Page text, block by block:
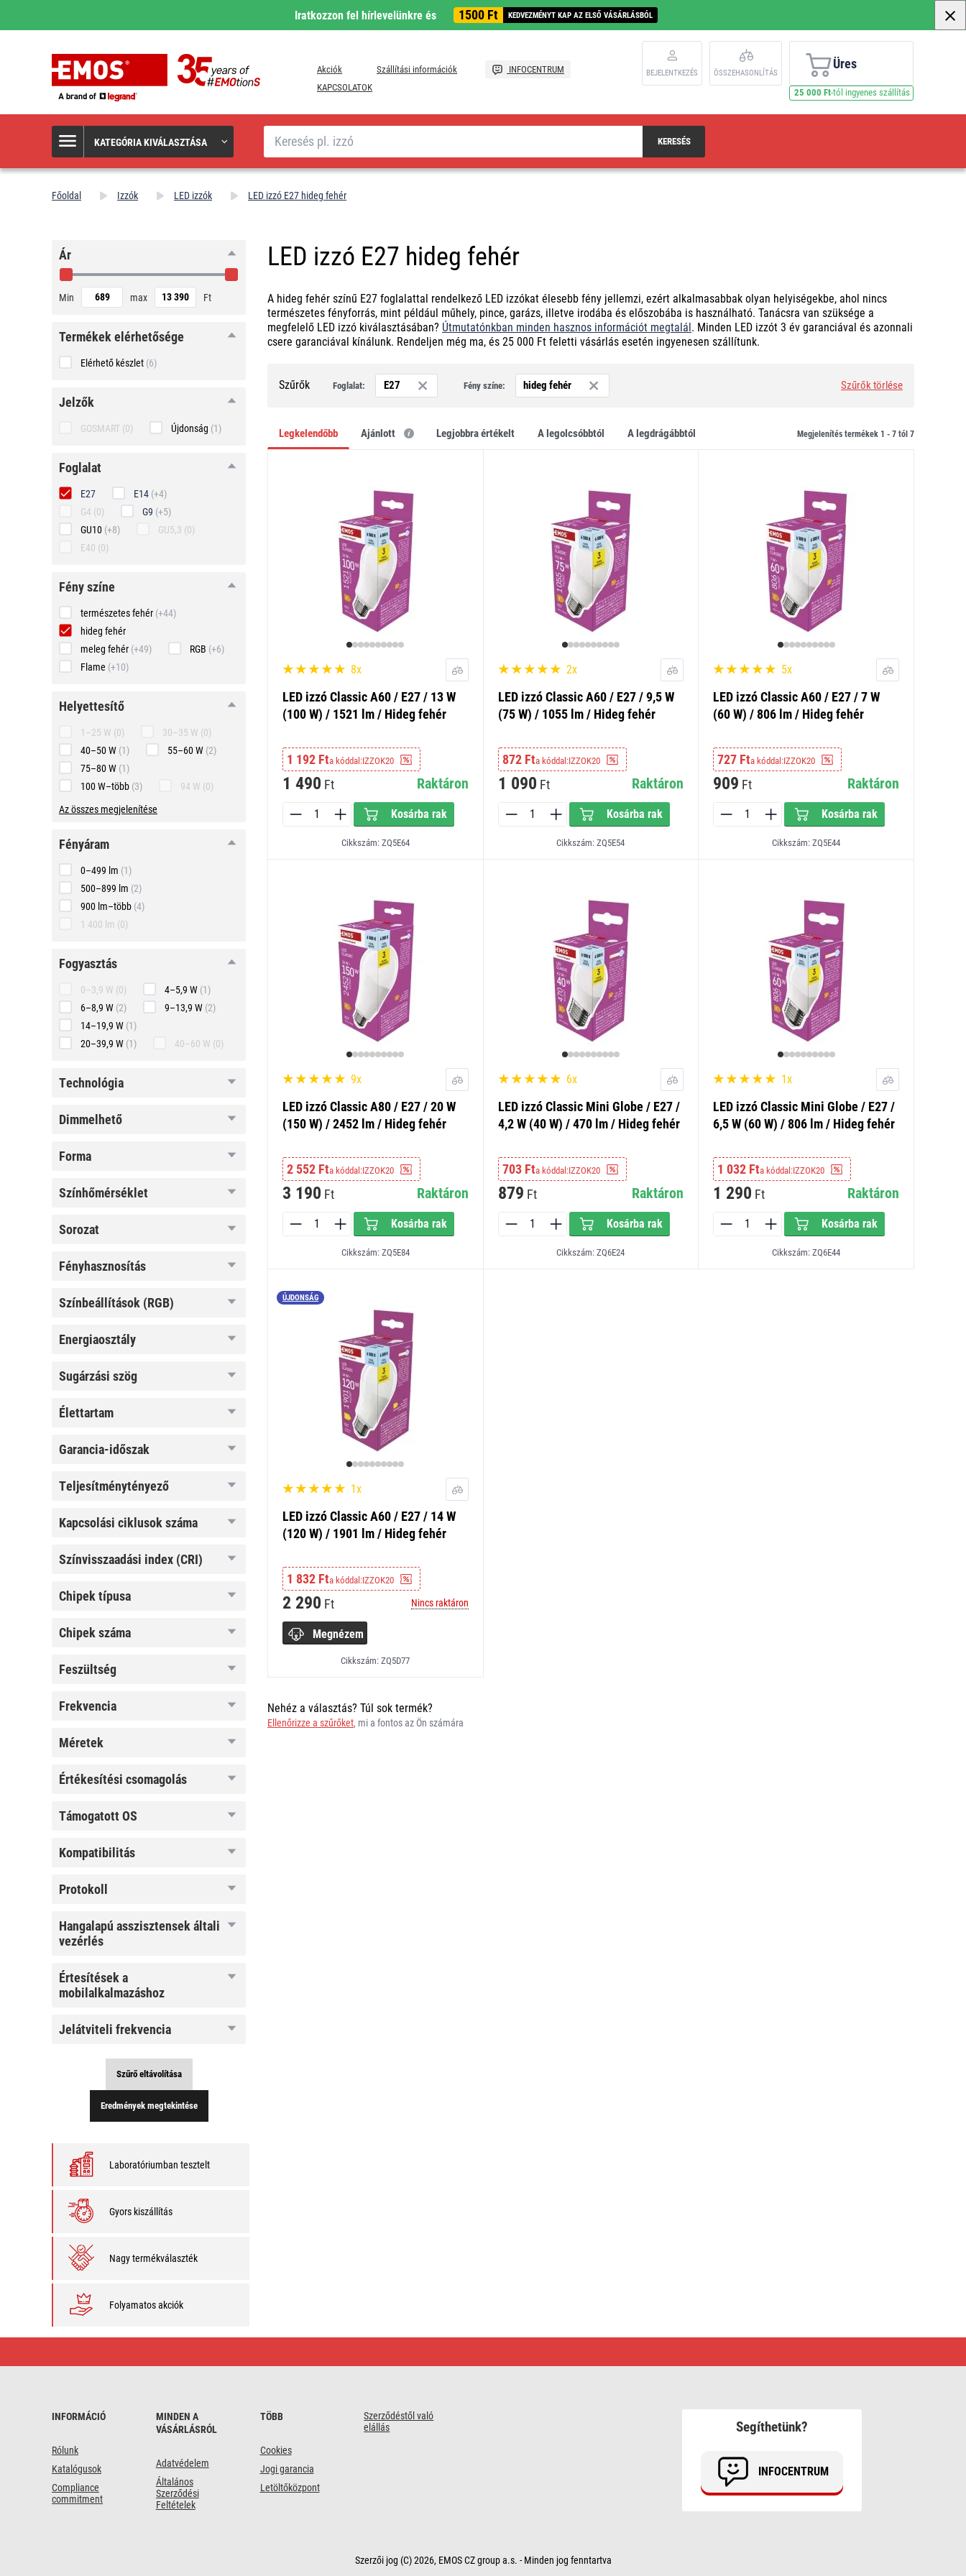
Iratkozzon fel hírlevelünkre és 1500 Ft KEDVEZMÉNYT KAP AZ ELSŐ VÁSÁRLÁSBÓL
Akciók Szállítási információk
INFOCENTRUM
KAPCSOLATOK
BEJELENTKEZÉS ÖSSZEHASONLÍTÁS
Üres
25 000 Ft-tól ingyenes szállítás
KATEGÓRIA KIVÁLASZTÁSA
Keresés
KERESÉS
Főoldal Izzók LED izzók LED izzó E27 hideg fehér
Ár
Min max Ft
Termékek elérhetősége
Elérhető készlet (6)
Jelzők
GOSMART (0) Újdonság (1)
foglalat
foglalat
E27 E14 (+4)
G4 (0) G9 (+5)
GU10 (+8) GU5,3 (0)
E40 (0)
fény
fény színe
természetes fehér (+44)
hideg fehér
meleg fehér (+49) RGB (+6)
Flame (+10)
helyettesítő
helyettesítő
1–25 W (0) 30–35 W (0)
40–50 W (1) 55–60 W (2)
75–80 W (1)
100 W–több (3) 94 W (0)
Az összes megjelenítése
fényáram
fényáram
0–499 lm (1)
500–899 lm (2)
900 lm–több (4)
1 400 lm (0)
fogyasztás
fogyasztás
0–3,9 W (0) 4–5,9 W (1)
6–8,9 W (2) 9–13,9 W (2)
14–19,9 W (1)
20–39,9 W (1) 40–60 W (0)
technológia
technológia
dimmelhető
dimmelhető
forma
forma
színhőmérséklet
színhőmérséklet
sorozat
sorozat
fényhasznosítás
fényhasznosítás
színbeállítások
színbeállítások (RGB)
energiaosztály
energiaosztály
sugárzási
szög
sugárzási szög
élettartam
élettartam
garancia-
garancia-időszak
teljesítménytényező
teljesítménytényező
kapcsolási
ciklusok
kapcsolási ciklusok száma
színvisszaadási
színvisszaadási index (CRI)
chipek
típusa
chipek típusa
chipek
száma
chipek száma
feszültség
feszültség
frekvencia
frekvencia
méretek
méretek
értékesítési
értékesítési csomagolás
támogatott
támogatott OS
kompatibilitás
kompatibilitás
protokoll
protokoll
hangalapú
asszisztensek
általi vezérlés
hangalapú asszisztensek általi
vezérlés
értesítések a
mobilalkalmazáshoz
értesítések a
mobilalkalmazáshoz
jelátviteli
jelátviteli frekvencia
Szűrő eltávolítása
Eredmények megtekintése
Laboratóriumban tesztelt
Gyors kiszállítás
Nagy termékválaszték
Folyamatos akciók
LED izzó E27 hideg fehér
A hideg fehér színű E27 foglalattal rendelkező LED izzókat élesebb fény jellemzi, ezért alkalmasabbak olyan helyiségekbe, ahol nincs
természetes fényforrás, mint például műhely, pince, garázs, illetve irodába és előszobába is használható. Tanácsra van szüksége a
megfelelő LED izzó kiválasztásában? Útmutatónkban minden hasznos információt megtalál. Minden LED izzót 3 év garanciával és azonnali
csere garanciával kínálunk. Rendeljen még ma, és 25 000 Ft feletti vásárlás esetén ingyenesen szállítunk.
Szűrők Foglalat: E27 Fény színe: hideg fehér Szűrők törlése
Legkelendőbb Ajánlott legjobbra értékelt a legolcsóbbtól a legdrágábbtól Megjelenítés termékek 1 - 7 tól 7
8x
LED izzó Classic A60 / E27 / 13 W
(100 W) / 1521 lm / Hideg fehér
1 192 Fta kóddal:IZZOK20
1 490 Ft Raktáron
Kosárba rak
Cikkszám: ZQ5E64
2x
LED izzó Classic A60 / E27 / 9,5 W
(75 W) / 1055 lm / Hideg fehér
872 Fta kóddal:IZZOK20
1 090 Ft Raktáron
Kosárba rak
Cikkszám: ZQ5E54
5x
LED izzó Classic A60 / E27 / 7 W
(60 W) / 806 lm / Hideg fehér
727 Fta kóddal:IZZOK20
909 Ft Raktáron
Kosárba rak
Cikkszám: ZQ5E44
9x
LED izzó Classic A80 / E27 / 20 W
(150 W) / 2452 lm / Hideg fehér
2 552 Fta kóddal:IZZOK20
3 190 Ft Raktáron
Kosárba rak
Cikkszám: ZQ5E84
6x
LED izzó Classic Mini Globe / E27 /
4,2 W (40 W) / 470 lm / Hideg fehér
703 Fta kóddal:IZZOK20
879 Ft Raktáron
Kosárba rak
Cikkszám: ZQ6E24
1x
LED izzó Classic Mini Globe / E27 /
6,5 W (60 W) / 806 lm / Hideg fehér
1 032 Fta kóddal:IZZOK20
1 290 Ft Raktáron
Kosárba rak
Cikkszám: ZQ6E44
ÚJDONSÁG
1x
LED izzó Classic A60 / E27 / 14 W
(120 W) / 1901 lm / Hideg fehér
1 832 Fta kóddal:IZZOK20
2 290 Ft Nincs raktáron
Megnézem
Cikkszám: ZQ5D77
Nehéz a választás? Túl sok termék?
Ellenőrizze a szűrőket, mi a fontos az Ön számára
E27
INFORMÁCIÓ
Rólunk
Katalógusok
Compliance
commitment
MINDEN A
VÁSÁRLÁSRÓL
Adatvédelem
Általános
Szerződési
Feltételek
TÖBB
Cookies
Jogi garancia
Letöltőközpont
Szerződéstől való
elállás
Segíthetünk?
INFOCENTRUM
Szerzői jog (C) 2026, EMOS CZ group a.s. - Minden jog fenntartva